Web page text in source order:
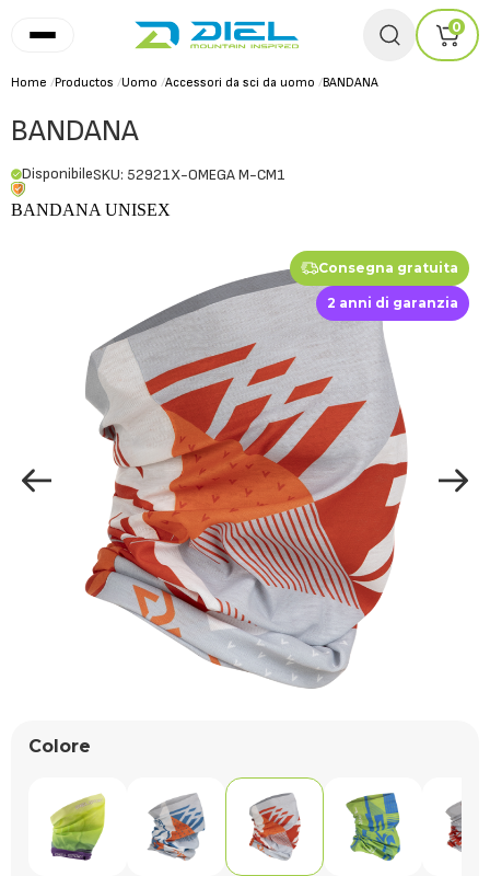
0
Home /Productos /Uomo /Accessori da sci da uomo /BANDANA
BANDANA
DisponibileSKU: 52921X-OMEGA M-CM1
BANDANA UNISEX
Consegna gratuita
2 anni di garanzia
Colore